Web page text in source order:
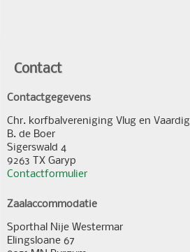
Contact
Contactgegevens
Chr. korfbalvereniging Vlug en Vaardig
B. de Boer
Sigerswald 4
9263 TX Garyp
Contactformulier
Zaalaccommodatie
Sporthal Nije Westermar
Elingsloane 67